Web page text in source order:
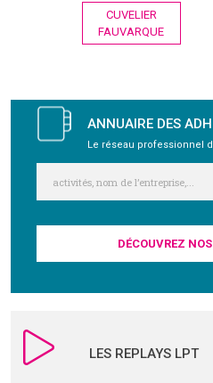
Navigation
l’article
CUVELIER
FAUVARQUE
ANNUAIRE DES
Le réseau professionnel
DÉCOUVREZ
LES REPLAYS LPT